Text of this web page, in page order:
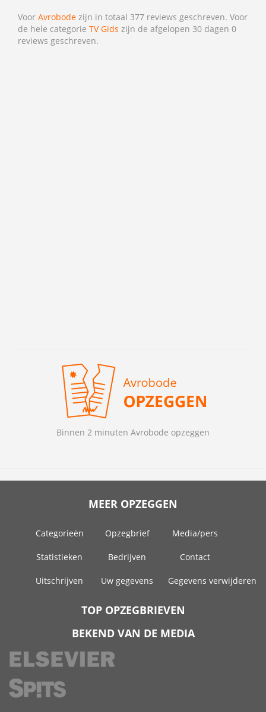
Voor Avrobode zijn in totaal 377 reviews geschreven. Voor
de hele categorie TV Gids zijn de afgelopen 30 dagen 0
reviews geschreven.
Binnen 2 minuten Avrobode opzeggen
MEER OPZEGGEN
Categorieën Opzegbrief Media/pers
Statistieken Bedrijven Contact
Uitschrijven Uw gegevens Gegevens verwijderen
TOP OPZEGBRIEVEN
BEKEND VAN DE MEDIA